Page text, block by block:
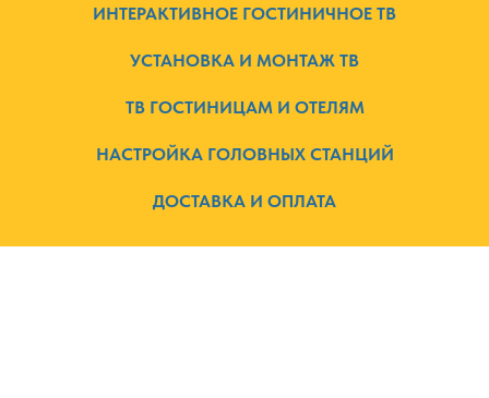
ИНТЕРАКТИВНОЕ ГОСТИНИЧНОЕ ТВ
УСТАНОВКА И МОНТАЖ ТВ
ТВ ГОСТИНИЦАМ И ОТЕЛЯМ
НАСТРОЙКА ГОЛОВНЫХ СТАНЦИЙ
ДОСТАВКА И ОПЛАТА